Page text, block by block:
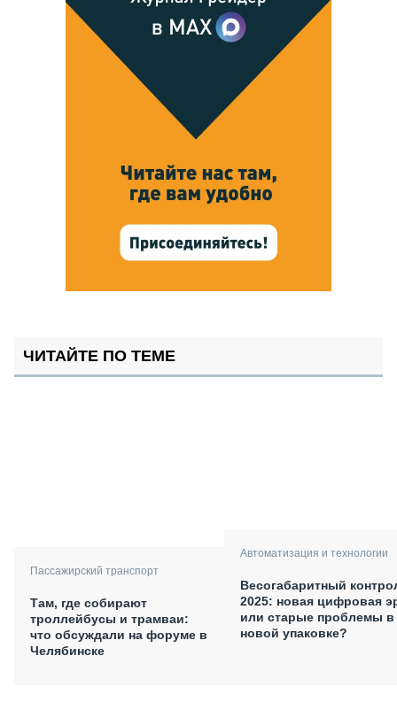
ЧИТАЙТЕ ПО ТЕМЕ
Пассажирский транспорт
Там, где собирают
троллейбусы и трамваи:
что обсуждали на форуме в
Челябинске
Автоматизация и технологии
Весогабаритный
2025: новая цифровая
или старые проблемы в
новой упаковке?